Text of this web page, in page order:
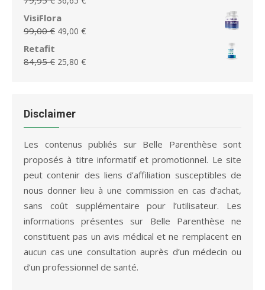
était :
75,95 €.
est :
initial
était :
est :
VisiFlora
99,00€ Le
était :
49,00 €Le
est :
Retafit
84,95€ Le
84,95 €.
25,80 €Le
Disclaimer
Les contenus publiés sur Belle Parenthèse sont
proposés à titre informatif et promotionnel. Le site
peut contenir des liens d’affiliation susceptibles de
nous donner lieu à une commission en cas d’achat,
sans coût supplémentaire pour l’utilisateur. Les
informations présentes sur Belle Parenthèse ne
constituent pas un avis médical et ne remplacent en
aucun cas une consultation auprès d’un médecin ou
d’un professionnel de santé.